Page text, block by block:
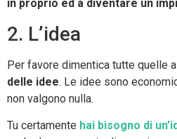
in proprio ed a diventare un
2. L’idea
Per favore dimentica tutte quelle
delle idee. Le idee sono
non valgono nulla.
Tu certamente hai bisogno di